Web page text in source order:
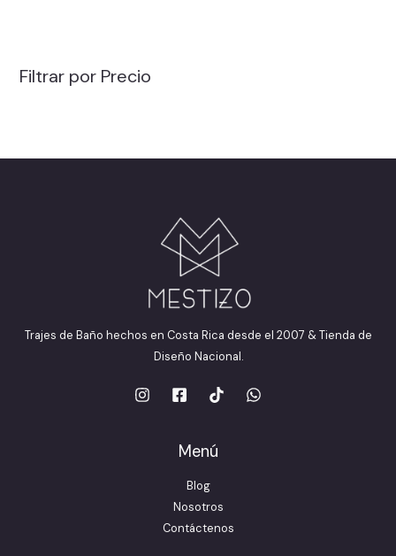
Filtrar por Precio
Trajes de Baño hechos en Costa Rica desde el 2007 & Tienda de
Diseño Nacional.
Menú
Blog
Nosotros
Contáctenos